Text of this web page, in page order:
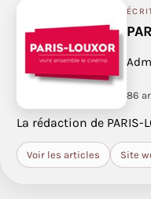
86
La rédaction de PARIS-
Voir les articles Site